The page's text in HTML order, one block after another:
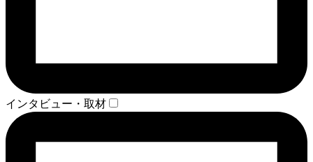
インタビュー・取材